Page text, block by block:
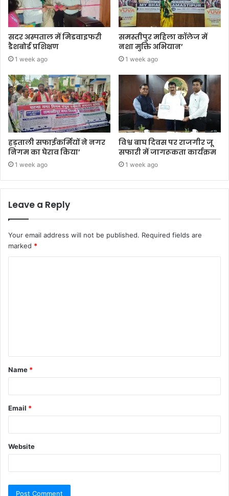
सदर अस्पताल में मिडवाइफरी
डैशबोर्ड प्रशिक्षण
1 week ago
समस्तीपुर महिला कॉलेज में
नशा मुक्ति अभियान’
1 week ago
हड़ताली सफाईकर्मियों ने नगर
निगम का घेराव किया’
1 week ago
विश्व बाघ दिवस पर राजगीर जू
सफारी में जागरूकता कार्यक्रम
1 week ago
Leave a Reply
Your email address will not be published. Required fields are
marked *
Name *
Email *
Website